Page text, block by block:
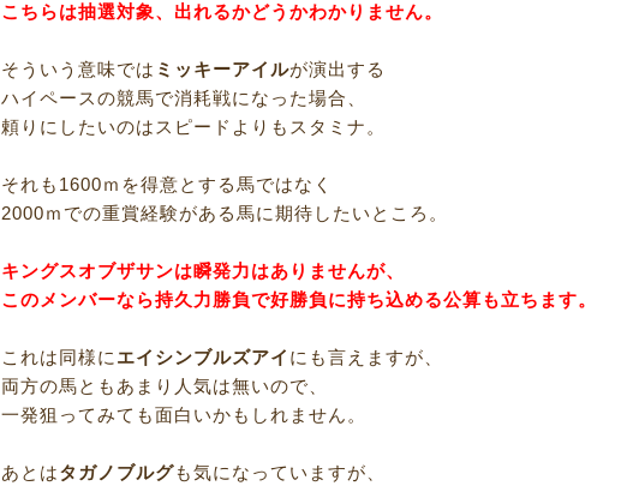
こちらは抽選対象、出れるかどうかわかりません。
そういう意味では ミッキーアイルが演出する
ハイペースの競馬で消耗戦になった場合、
頼りにしたいのはスピードよりもスタミナ。
それも1600ｍを得意とする馬ではなく
2000ｍでの重賞経験がある馬に期待したいところ。
キングスオブザサンは瞬発力はありませんが、
このメンバーなら持久力勝負で好勝負に持ち込める公算も立ちます。
これは同様にエイシンブルズアイ にも言えますが、
両方の馬ともあまり人気は無いので、
一発狙ってみても面白いかもしれません。
あとはタガノブルグも気になっていますが、